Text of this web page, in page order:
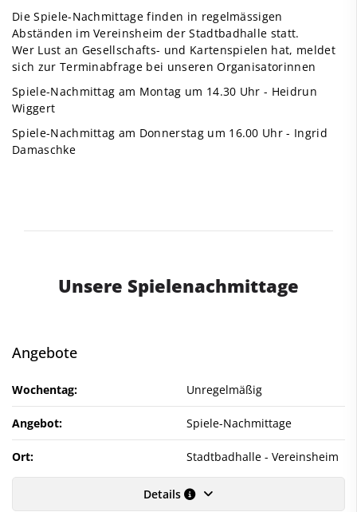
Die Spiele-Nachmittage finden in regelmässigen
Abständen im Vereinsheim der Stadtbadhalle statt.
Wer Lust an Gesellschafts- und Kartenspielen hat, meldet
sich zur Terminabfrage bei unseren Organisatorinnen
Spiele-Nachmittag am Montag um 14.30 Uhr - Heidrun
Wiggert
Spiele-Nachmittag am Donnerstag um 16.00 Uhr - Ingrid
Damaschke
Unsere Spielenachmittage
Angebote
Wochentag: Unregelmäßig
Angebot: Spiele-Nachmittage
Ort: Stadtbadhalle - Vereinsheim
Details